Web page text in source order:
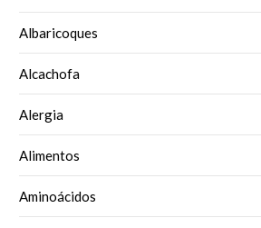
Albaricoques
Alcachofa
Alergia
Alimentos
Aminoácidos